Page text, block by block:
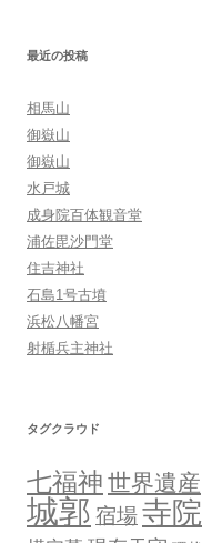
ョ
最近の投稿
相馬山
御嶽山
御嶽山
水戸城
成身院百体観音堂
浦佐毘沙門堂
住吉神社
石島1号古墳
浜松八幡宮
射楯兵主神社
タグクラウド
七福神 世界遺産
城郭 宿場寺院